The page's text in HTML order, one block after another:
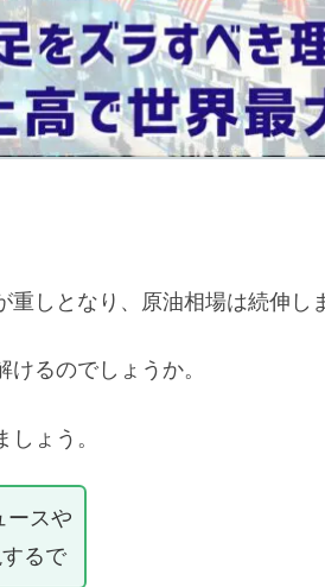
しとなり、原油相場は続伸し
るのでしょうか。
ょう。
ースや
るで